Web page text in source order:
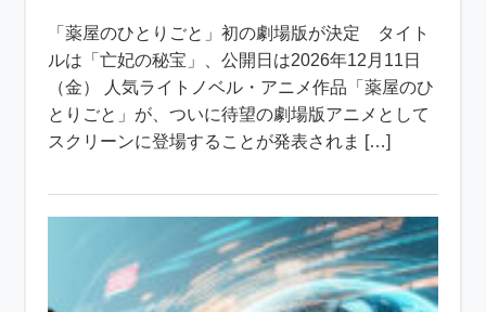
「薬屋のひとりごと」初の劇場版が決定 タイト
ルは「亡妃の秘宝」、公開日は2026年12月11日
（金） 人気ライトノベル・アニメ作品「薬屋のひ
とりごと」が、ついに待望の劇場版アニメとして
スクリーンに登場することが発表されま […]